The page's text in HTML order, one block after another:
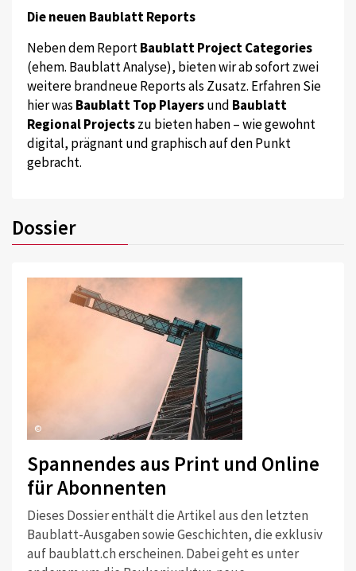
Die neuen Baublatt Reports
Neben dem ReportBaublatt Project Categories
(ehem. Baublatt Analyse), bieten wir ab sofort zwei
weitere brandneue Reports als Zusatz. Erfahren Sie
hier was Baublatt Top Playersund Baublatt
Regional Projectszu bieten haben – wie gewohnt
digital, prägnant und graphisch auf den Punkt
gebracht.
Dossier
©
Spannendes aus Print und Online
für Abonnenten
Dieses Dossier enthält die Artikel aus den letzten
Baublatt-Ausgaben sowie Geschichten, die exklusiv
auf baublatt.ch erscheinen. Dabei geht es unter